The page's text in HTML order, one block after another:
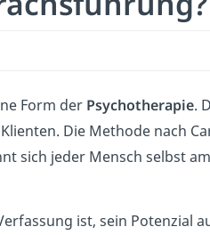
Form der Psychotherapie.
Die Methode nach
sich jeder Mensch selbst
ist, sein Potenzial